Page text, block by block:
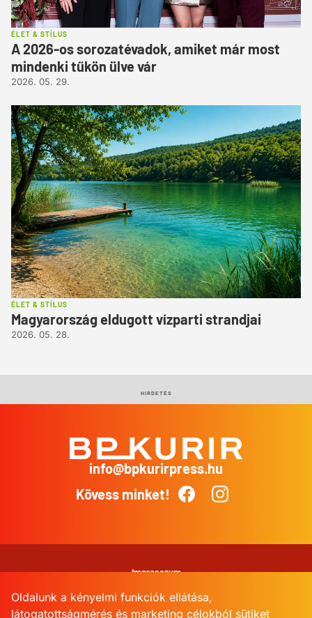
ÉLET & STÍLUS
A 2026-os sorozatévadok, amiket már most
mindenki tűkön ülve vár
2026. 05. 29.
ÉLET & STÍLUS
Magyarország eldugott vízparti strandjai
2026. 05. 28.
HIRDETÉS
info@bpkurirpress.hu
Kövess minket!
Impresszum
Adatkezelési Tájékoztató
Oldalunk a kényelmi funkciók ellátása,
látogatottságmérés és marketing célokból sütiket